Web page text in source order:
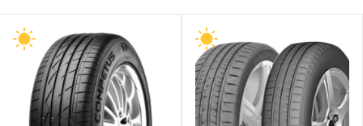
+38 (067) 911-14-14
- на Щепкіна
+38 (098) 911-911-0
- на Тополі
+38 (098) 911-911-4
- на Калиновій